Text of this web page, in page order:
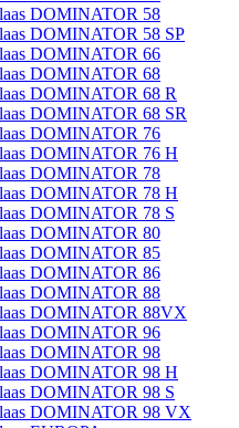
DOMINATOR 58
DOMINATOR 58 SP
DOMINATOR 66
DOMINATOR 68
DOMINATOR 68 R
DOMINATOR 68 SR
DOMINATOR 76
DOMINATOR 76 H
DOMINATOR 78
DOMINATOR 78 H
DOMINATOR 78 S
DOMINATOR 80
DOMINATOR 85
DOMINATOR 86
DOMINATOR 88
DOMINATOR 88VX
DOMINATOR 96
DOMINATOR 98
DOMINATOR 98 H
DOMINATOR 98 S
DOMINATOR 98 VX